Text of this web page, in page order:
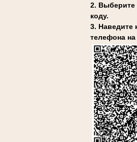
2. Выберите
коду.
3. Наведите
телефона на